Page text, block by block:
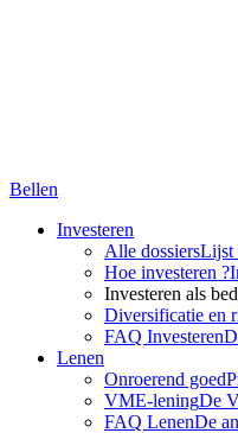
Bellen
Investeren
Alle dossiersLijst
Hoe investeren ?
Investeren als
Diversificatie en
FAQ Investeren
Lenen
Onroerend goed
VME-leningDe
FAQ LenenDe